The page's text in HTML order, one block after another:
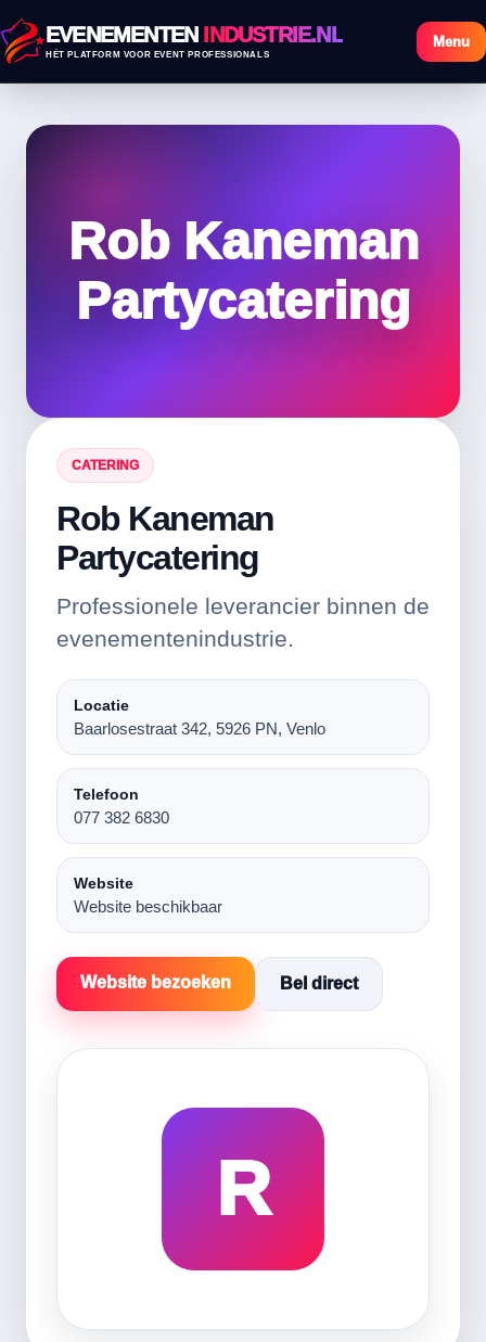
EVENEMENTEN INDUSTRIE.NL
HÉT PLATFORM VOOR EVENT PROFESSIONALS
Menu
Rob Kaneman
Partycatering
CATERING
Rob Kaneman
Partycatering
Professionele leverancier binnen de
evenementenindustrie.
Locatie
Baarlosestraat 342, 5926 PN, Venlo
Telefoon
077 382 6830
Website
Website beschikbaar
Website bezoeken Bel direct
R